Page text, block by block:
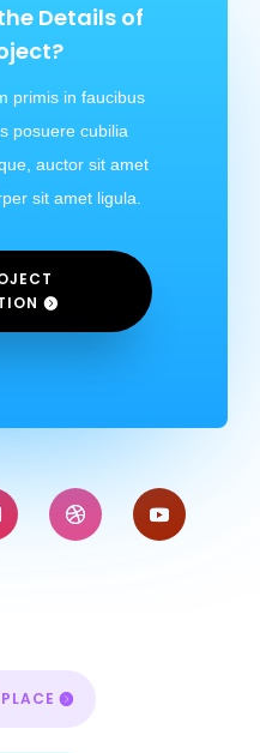
Details of
primis in faucibus
posuere cubilia
auctor sit amet
sit amet ligula.